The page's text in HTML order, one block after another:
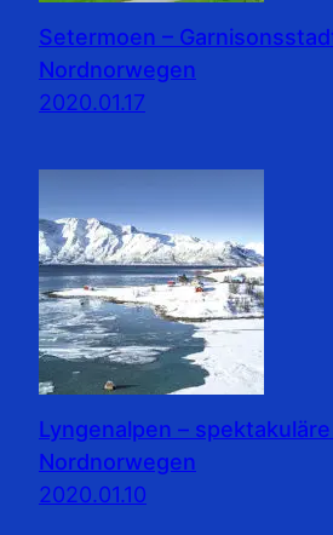
Setermoen –
Nordnorwegen
2020.01.17
Lyngenalpen –
Nordnorwegen
2020.01.10